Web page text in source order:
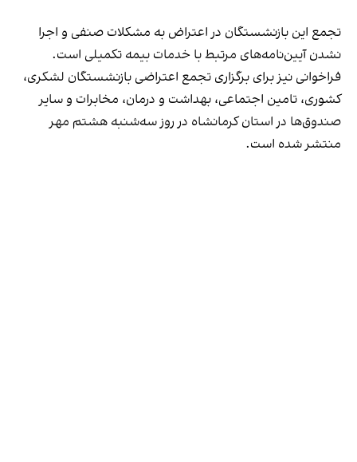
تجمع این بازنشستگان در اعتراض به مشکلات صنفی و اجرا
نشدن آیین‌نامه‌های مرتبط با خدمات بیمه تکمیلی است.
فراخوانی نیز برای برگزاری تجمع اعتراضی بازنشستگان لشکری،
کشوری، تامین اجتماعی، بهداشت و درمان، مخابرات و سایر
صندوق‌ها در استان کرمانشاه در روز سه‌شنبه هشتم مهر
منتشر شده است.